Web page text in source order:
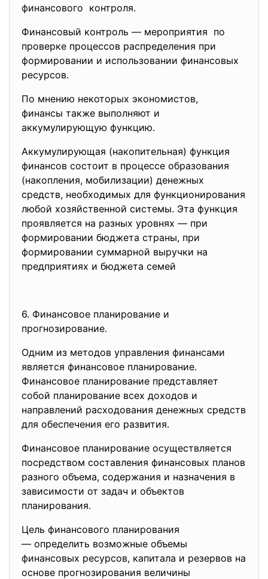
финансового контроля.
Финансовый контроль — мероприятия по
проверке процессов распределения при
формировании и использовании финансовых
ресурсов.
По мнению некоторых экономистов,
финансы также выполняют и
аккумулирующую функцию.
Аккумулирующая (накопительная) функция
финансов состоит в процессе образования
(накопления, мобилизации) денежных
средств, необходимых для функционирования
любой хозяйственной системы. Эта функция
проявляется на разных уровнях — при
формировании бюджета страны, при
формировании суммарной выручки на
предприятиях и бюджета семей
6. Финансовое планирование и
прогнозирование.
Одним из методов управления финансами
является финансовое планирование.
Финансовое планирование представляет
собой планирование всех доходов и
направлений расходования денежных средств
для обеспечения его развития.
Финансовое планирование осуществляется
посредством составления финансовых планов
разного объема, содержания и назначения в
зависимости от задач и объектов
планирования.
Цель финансового планирования
— определить возможные объемы
финансовых ресурсов, капитала и резервов на
основе прогнозирования величины